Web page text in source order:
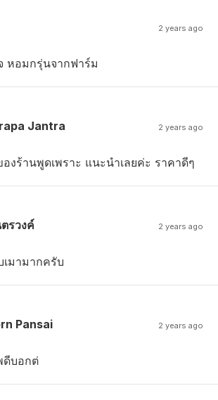
2 years ago
หอมกรุ่นจากฟาร์ม
Jantra 2 years ago
องร้านพูดเพราะ แนะนำเลยค่ะ ราคาดีๆ
รวงค์ 2 years ago
เมามากครับ
Pansai 2 years ago
ดีบอกต่